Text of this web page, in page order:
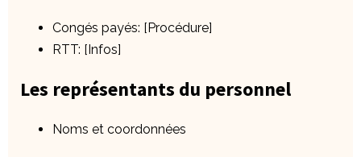
Congés payés: [Procédure]
RTT: [Infos]
Les représentants du personnel
Noms et coordonnées